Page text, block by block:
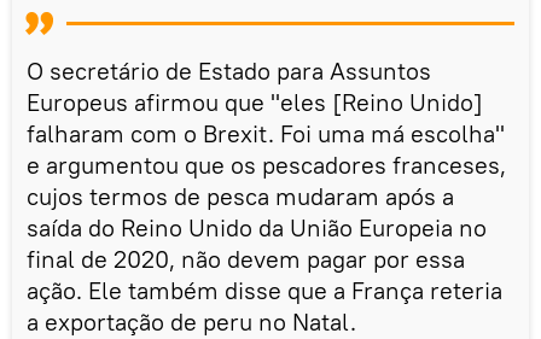
O secretário de Estado para Assuntos
Europeus afirmou que "eles [Reino Unido]
falharam com o Brexit. Foi uma má escolha"
e argumentou que os pescadores franceses,
cujos termos de pesca mudaram após a
saída do Reino Unido da União Europeia no
final de 2020, não devem pagar por essa
ação. Ele também disse que a França reteria
a exportação de peru no Natal.